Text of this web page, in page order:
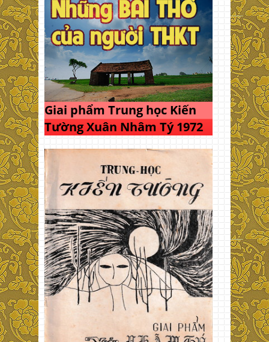
Giai phẩm Trung học Kiến
Tường Xuân Nhâm Tý 1972